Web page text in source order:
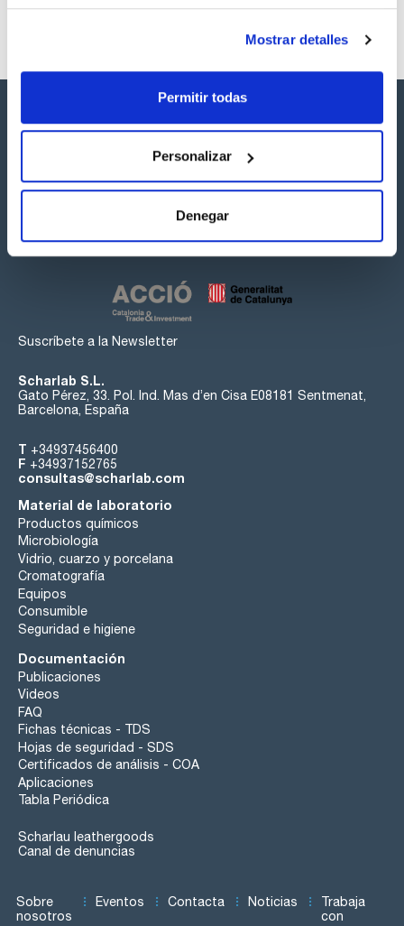
Mostrar detalles
Permitir todas
Personalizar
Denegar
Síguenos:
Suscríbete a la Newsletter
Scharlab S.L.
Gato Pérez, 33. Pol. Ind. Mas d’en Cisa E08181 Sentmenat,
Barcelona, España
T +34937456400
F +34937152765
consultas@scharlab.com
Material de laboratorio
Productos químicos
Microbiología
Vidrio, cuarzo y porcelana
Cromatografía
Equipos
Consumible
Seguridad e higiene
Documentación
Publicaciones
Videos
FAQ
Fichas técnicas - TDS
Hojas de seguridad - SDS
Certificados de análisis - COA
Aplicaciones
Tabla Periódica
Scharlau leathergoods
Canal de denuncias
Sobre
nosotros
Eventos Contacta Noticias
Trabaja
con